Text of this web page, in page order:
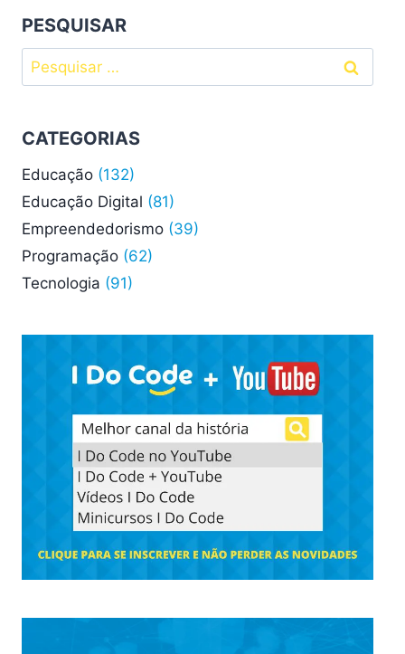
PESQUISAR
Pesquisar
por:
CATEGORIAS
Educação (132)
Educação Digital (81)
Empreendedorismo (39)
Programação (62)
Tecnologia (91)